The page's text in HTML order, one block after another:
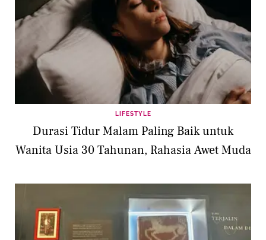
LIFESTYLE
Durasi Tidur Malam Paling Baik untuk
Wanita Usia 30 Tahunan, Rahasia Awet Muda